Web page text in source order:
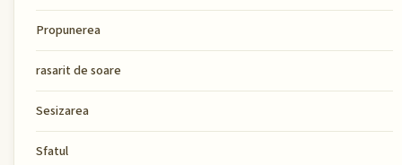
Propunerea
rasarit de soare
Sesizarea
Sfatul